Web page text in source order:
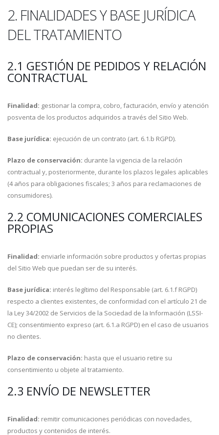
2. FINALIDADES Y BASE JURÍDICA
DEL TRATAMIENTO
2.1 GESTIÓN DE PEDIDOS Y RELACIÓN
CONTRACTUAL
Finalidad: gestionar la compra, cobro, facturación, envío y atención
posventa de los productos adquiridos a través del Sitio Web.
Base jurídica: ejecución de un contrato (art. 6.1.b RGPD).
Plazo de conservación: durante la vigencia de la relación
contractual y, posteriormente, durante los plazos legales aplicables
(4 años para obligaciones fiscales; 3 años para reclamaciones de
consumidores).
2.2 COMUNICACIONES COMERCIALES
PROPIAS
Finalidad: enviarle información sobre productos y ofertas propias
del Sitio Web que puedan ser de su interés.
Base jurídica: interés legítimo del Responsable (art. 6.1.f RGPD)
respecto a clientes existentes, de conformidad con el artículo 21 de
la Ley 34/2002 de Servicios de la Sociedad de la Información (LSSI-
CE); consentimiento expreso (art. 6.1.a RGPD) en el caso de usuarios
no clientes.
Plazo de conservación: hasta que el usuario retire su
consentimiento u objete al tratamiento.
2.3 ENVÍO DE NEWSLETTER
Finalidad: remitir comunicaciones periódicas con novedades,
productos y contenidos de interés.